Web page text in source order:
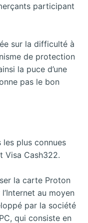
participant
sur la difficulté à
de protection
la puce d’une
pas le bon
plus connues
Visa Cash322.
la carte Proton
au moyen
par la société
qui consiste en